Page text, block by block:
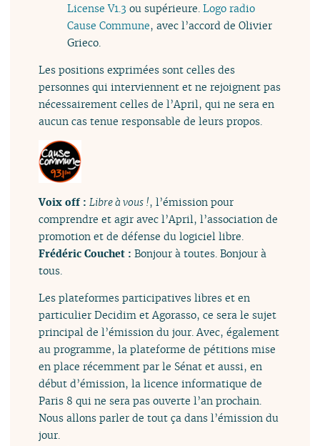
License V1.3 ou supérieure.Logo radio
Cause Commune, avec l’accord de Olivier
Grieco.
Les positions exprimées sont celles des
personnes qui interviennent et ne rejoignent pas
nécessairement celles de l’April, qui ne sera en
aucun cas tenue responsable de leurs propos.
Voix off : Libre à vous !, l’émission pour
comprendre et agir avec l’April, l’association de
promotion et de défense du logiciel libre.
Frédéric Couchet :Bonjour à toutes. Bonjour à
tous.
Les plateformes participatives libres et en
particulier Decidim et Agorasso, ce sera le sujet
principal de l’émission du jour. Avec, également
au programme, la plateforme de pétitions mise
en place récemment par le Sénat et aussi, en
début d’émission, la licence informatique de
Paris 8 qui ne sera pas ouverte l’an prochain.
Nous allons parler de tout ça dans l’émission du
jour.